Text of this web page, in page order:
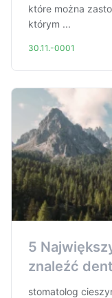
które można
którym ...
30.11.-0001
5
znaleźć
stomatolog